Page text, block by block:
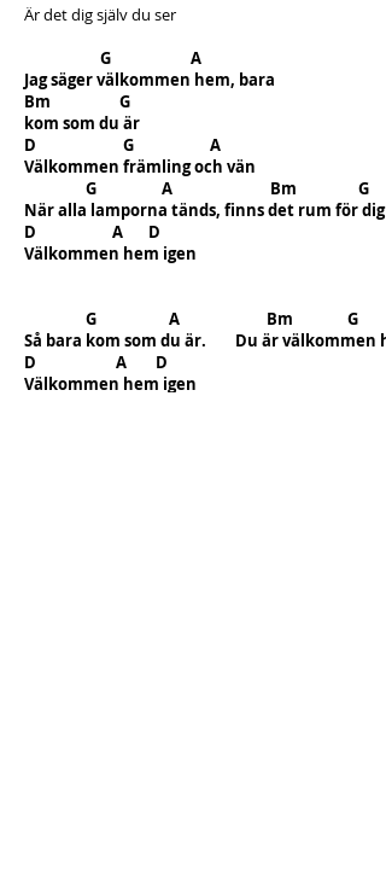
Är det dig själv du ser
G A
Jag säger välkommen hem, bara
Bm G
kom som du är
D G A
Välkommen främling och vän
G A Bm G
När alla lamporna tänds, finns det rum för dig
D A D
Välkommen hem igen
G A Bm G
Så bara kom som du är. Du är välkommen
D A D
Välkommen hem igen